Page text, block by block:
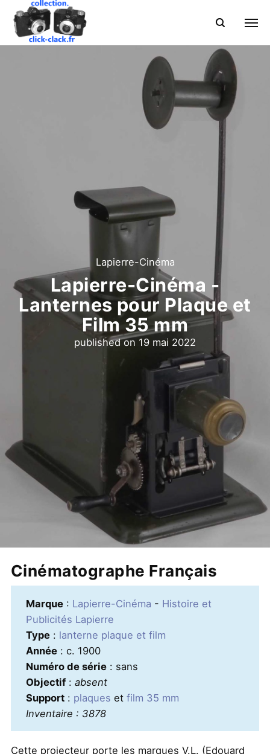
Lapierre-Cinéma
Lapierre-Cinéma -
Lanternes pour Plaque et
Film 35 mm
published on 19 mai 2022
Cinématographe Français
Marque: Lapierre-Cinéma - Histoire et
Publicités Lapierre
Type: lanterne plaque et film
Année: c. 1900
Numéro de série: sans
Objectif: absent
Support: plaques et film 35 mm
Inventaire : 3878
Cette projecteur porte les marques V.L. (Edouard